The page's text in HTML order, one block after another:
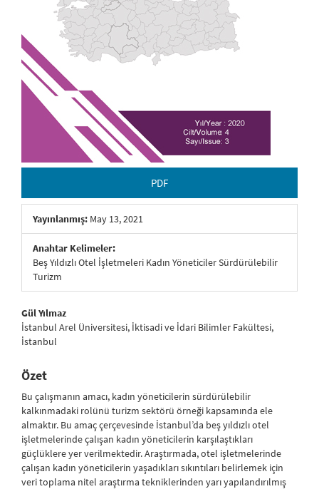
PDF
Yayınlanmış: May 13, 2021
Anahtar Kelimeler:
Beş Yıldızlı Otel İşletmeleri Kadın Yöneticiler Sürdürülebilir
Turizm
##plugins.themes.bootstrap3.article.main##
Gül Yılmaz
İstanbul Arel Üniversitesi, İktisadi ve İdari Bilimler Fakültesi,
İstanbul
Özet
Bu çalışmanın amacı, kadın yöneticilerin sürdürülebilir
kalkınmadaki rolünü turizm sektörü örneği kapsamında ele
almaktır. Bu amaç çerçevesinde İstanbul’da beş yıldızlı otel
işletmelerinde çalışan kadın yöneticilerin karşılaştıkları
güçlüklere yer verilmektedir. Araştırmada, otel işletmelerinde
çalışan kadın yöneticilerin yaşadıkları sıkıntıları belirlemek için
veri toplama nitel araştırma tekniklerinden yarı yapılandırılmış